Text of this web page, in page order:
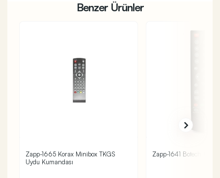
Benzer Ürünler
Zapp-1665 Korax Minibox TKGS
Uydu Kumandası
Zapp-1641 Botech Uydu